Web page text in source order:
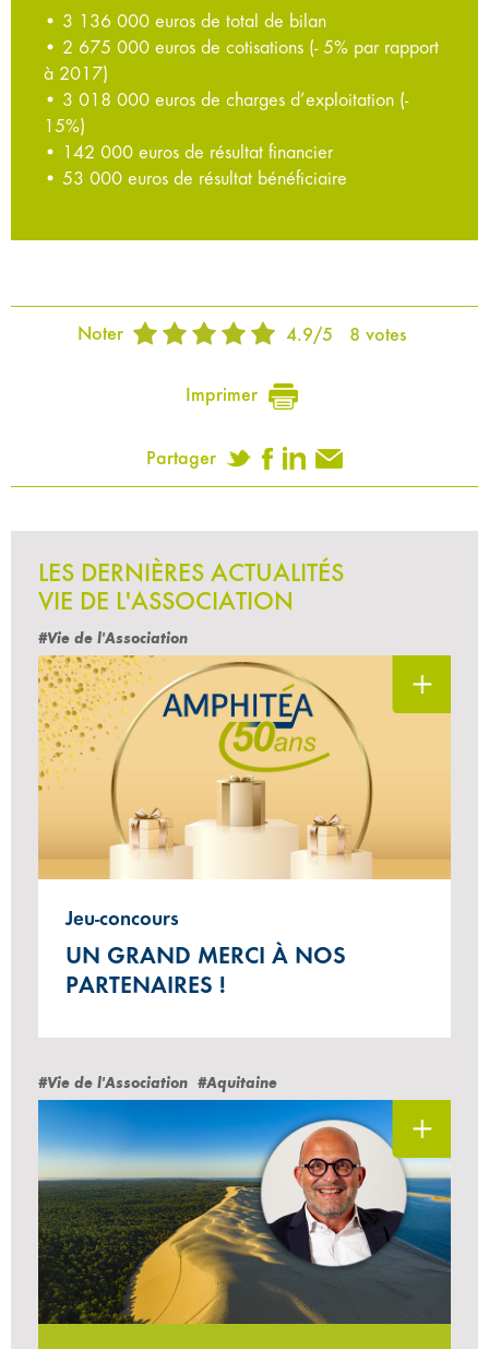
• 3 136 000 euros de total de bilan
• 2 675 000 euros de cotisations (- 5% par rapport
à 2017)
• 3 018 000 euros de charges d’exploitation (-
15%)
• 142 000 euros de résultat financier
• 53 000 euros de résultat bénéficiaire
Noter 4.9/5 8 votes
Imprimer
Partager
LES DERNIÈRES ACTUALITÉS
VIE DE L'ASSOCIATION
#Vie de l'Association
Jeu-concours
UN GRAND MERCI À NOS
PARTENAIRES !
#Vie de l'Association #Aquitaine